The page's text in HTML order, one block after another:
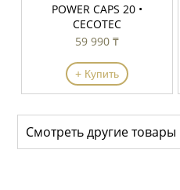
Смотреть другие товары →
График работы: